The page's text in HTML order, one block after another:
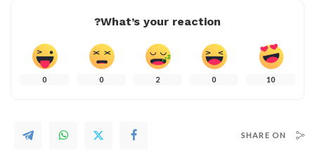
What’s your reaction?
10
0
2
0
0
SHARE ON